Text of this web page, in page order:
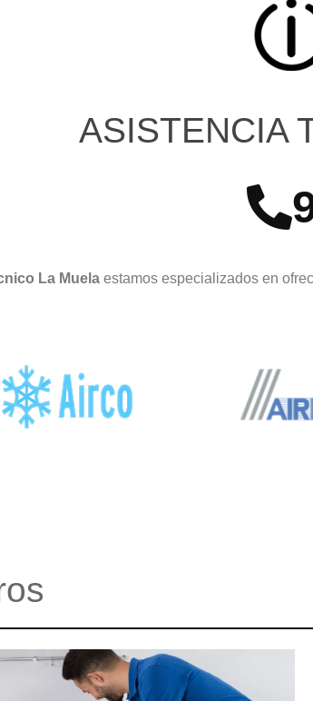
ASISTENCIA
La Muela estamos especializados en